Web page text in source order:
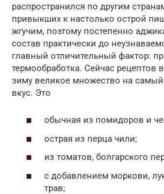
распространился по другим
привыкших к настолько острой
жгучим, поэтому постепенно
состав практически до
главный отличительный фактор:
термообработка. Сейчас рецептов
зиму великое множество на
вкус. Это
обычная из помидоров и
острая из перца чили;
из томатов, болгарского
с добавлением моркови,
трав;